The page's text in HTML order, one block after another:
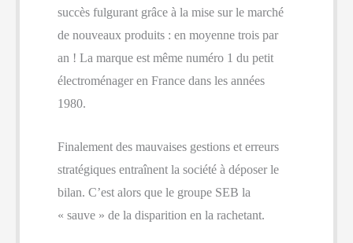
succès fulgurant grâce à la mise sur le marché
de nouveaux produits : en moyenne trois par
an ! La marque est même numéro 1 du petit
électroménager en France dans les années
1980.
Finalement des mauvaises gestions et erreurs
stratégiques entraînent la société à déposer le
bilan. C’est alors que le groupe SEB la
« sauve » de la disparition en la rachetant.